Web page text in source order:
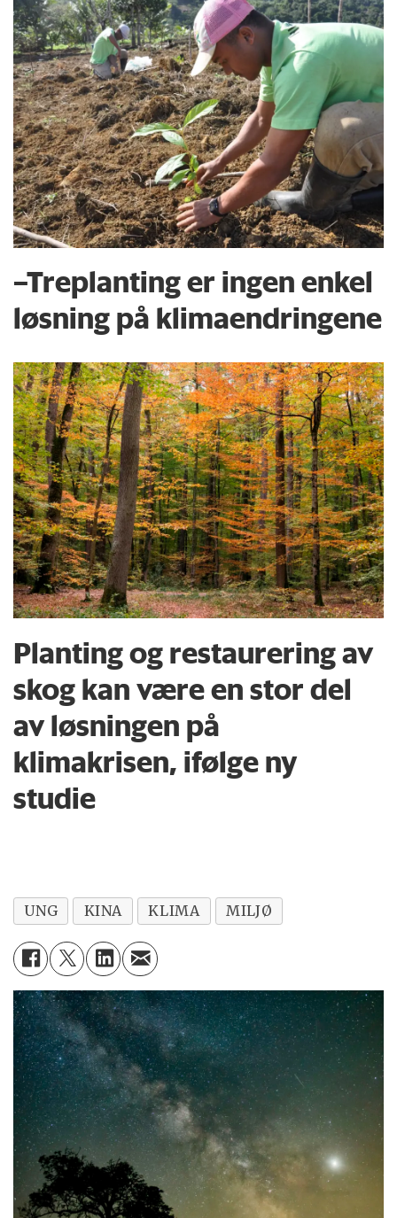
–Treplanting er ingen enkel
løsning på klimaendringene
Planting og restaurering av
skog kan være en stor del
av løsningen på
klimakrisen, ifølge ny
studie
UNG KINA KLIMA MILJØ